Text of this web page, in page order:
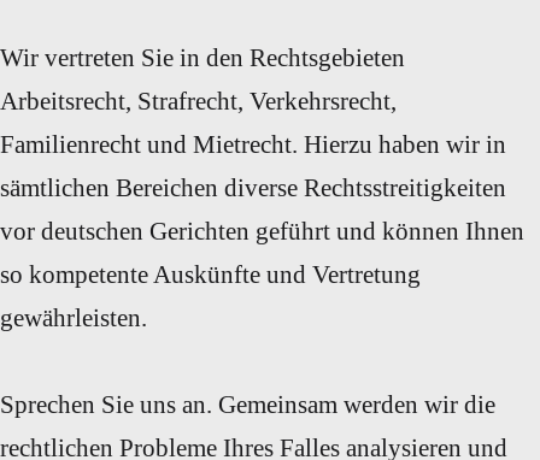
Wir vertreten Sie in den Rechtsgebieten
Arbeitsrecht, Strafrecht, Verkehrsrecht,
Familienrecht und Mietrecht. Hierzu haben wir in
sämtlichen Bereichen diverse Rechtsstreitigkeiten
vor deutschen Gerichten geführt und können Ihnen
so kompetente Auskünfte und Vertretung
gewährleisten.
Sprechen Sie uns an. Gemeinsam werden wir die
rechtlichen Probleme Ihres Falles analysieren und